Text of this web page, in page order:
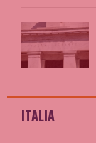
ITALIA